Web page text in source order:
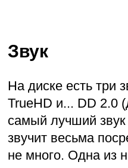
Звук
На диске есть три
TrueHD и... DD 2.0
самый лучший звук
звучит весьма
не много. Одна из